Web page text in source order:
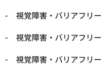
視覚障害・バリアフリー
視覚障害・バリアフリー
視覚障害・バリアフリー